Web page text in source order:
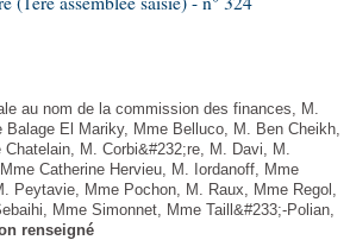
au nom de la commission des finances, M.
El Mariky, Mme Belluco, M. Ben Cheikh,
M. Corbi&#232;re, M. Davi, M.
Catherine Hervieu, M. Iordanoff, Mme
Peytavie, Mme Pochon, M. Raux, Mme Regol,
Mme Simonnet, Mme Taill&#233;-Polian,
renseigné